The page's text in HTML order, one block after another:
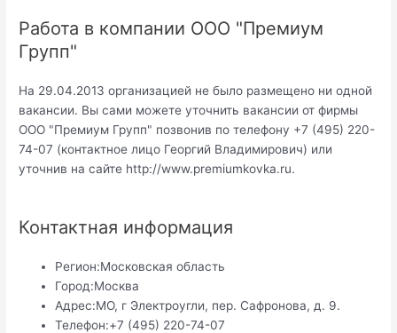
Работа в компании ООО "Премиум
Групп"
На 29.04.2013 организацией не было размещено ни одной
вакансии. Вы сами можете уточнить вакансии от фирмы
ООО "Премиум Групп" позвонив по телефону +7 (495) 220-
74-07 (контактное лицо Георгий Владимирович) или
уточнив на сайте http://www.premiumkovka.ru.
Контактная информация
Регион:Московская область
Город:Москва
Адрес:МО, г Электроугли, пер. Сафронова, д. 9.
Телефон:+7 (495) 220-74-07